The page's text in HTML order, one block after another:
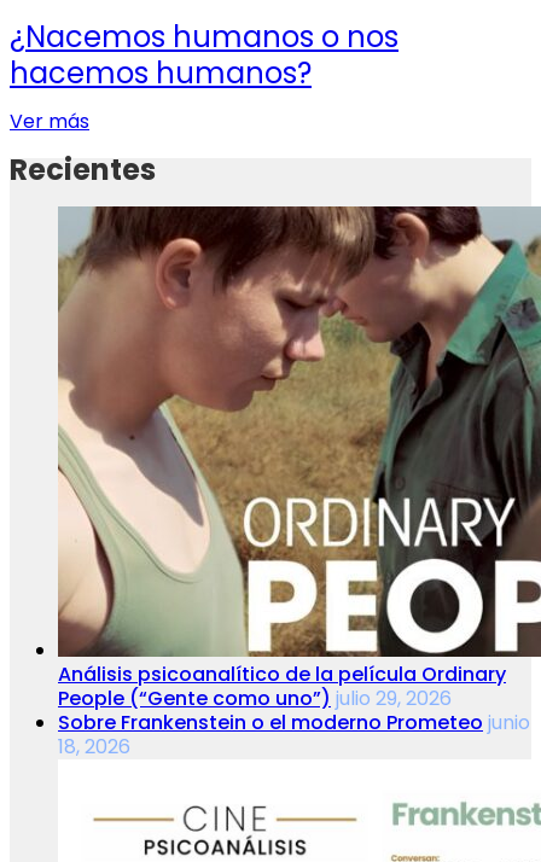
¿Nacemos humanos o nos
hacemos humanos?
Ver más
Recientes
Análisis psicoanalítico de la película Ordinary
People (“Gente como uno”) julio 29, 2026
Sobre Frankenstein o el moderno Prometeo junio
18, 2026